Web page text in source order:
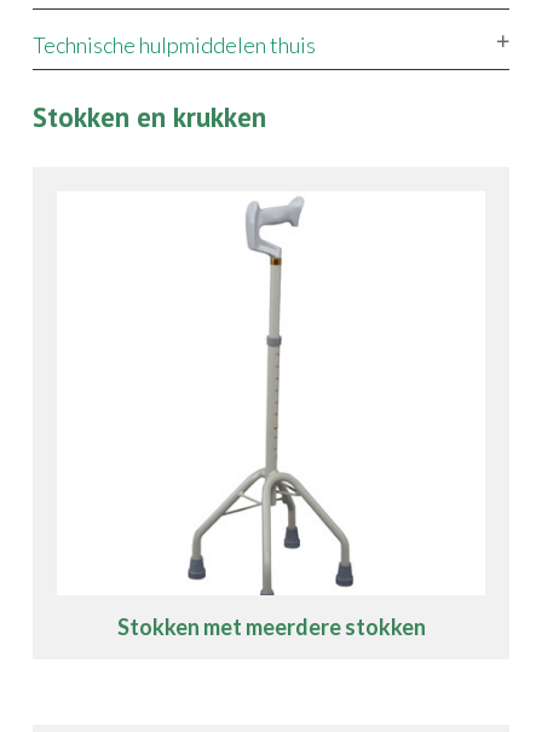
Technische hulpmiddelen thuis
Stokken en krukken
Stokken met meerdere stokken